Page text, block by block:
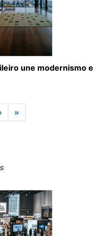
une modernismo e
› »